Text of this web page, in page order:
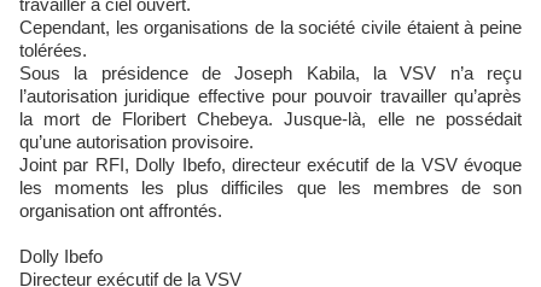
Cependant, les organisations de la société civile étaient à peine
tolérées.
Sous la présidence de Joseph Kabila, la VSV n’a reçu
l’autorisation juridique effective pour pouvoir travailler qu’après
la mort de Floribert Chebeya. Jusque-là, elle ne possédait
qu’une autorisation provisoire.
Joint par RFI, Dolly Ibefo, directeur exécutif de la VSV évoque
les moments les plus difficiles que les membres de son
organisation ont affrontés.
Dolly Ibefo
Directeur exécutif de la VSV